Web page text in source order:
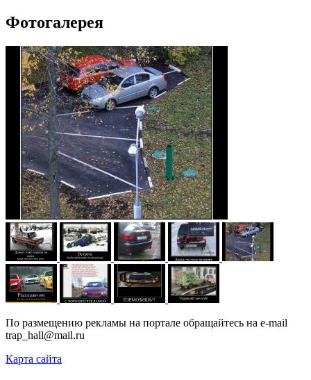
Фотогалерея
По размещению рекламы на портале обращайтесь на e-mail
trap_hall@mail.ru
Карта сайта